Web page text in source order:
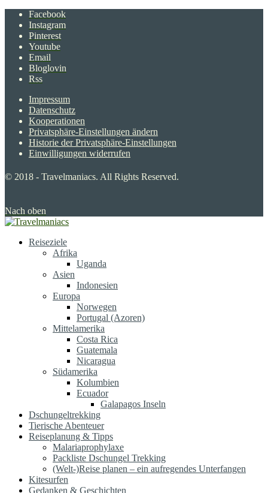
Facebook
Instagram
Pinterest
Youtube
Email
Bloglovin
Rss
Impressum
Datenschutz
Kooperationen
Privatsphäre-Einstellungen ändern
Historie der Privatsphäre-Einstellungen
Einwilligungen widerrufen
© 2018 - Travelmaniacs. All Rights Reserved.
Nach oben
Reiseziele
Afrika
Uganda
Asien
Indonesien
Europa
Norwegen
Portugal (Azoren)
Mittelamerika
Costa Rica
Guatemala
Nicaragua
Südamerika
Kolumbien
Ecuador
Galapagos Inseln
Dschungeltrekking
Tierische Abenteuer
Reiseplanung & Tipps
Malariaprophylaxe
Packliste Dschungel Trekking
(Welt-)Reise planen – ein aufregendes Unterfangen
Kitesurfen
Gedanken & Geschichten